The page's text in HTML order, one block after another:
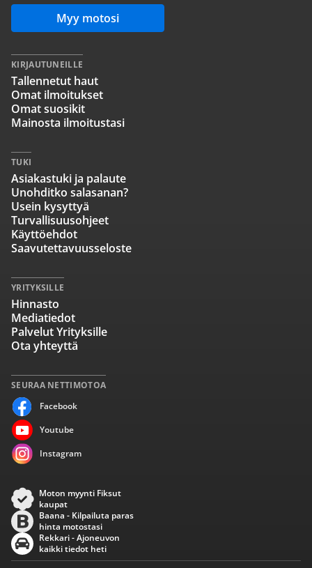
Myy motosi
SEURAA NETTIMOTOA
Facebook
Youtube
Instagram
KIRJAUTUNEILLE
Tallennetut haut
Omat ilmoitukset
Omat suosikit
Mainosta ilmoitustasi
TUKI
Asiakastuki ja palaute
Unohditko salasanan?
Usein kysyttyä
Turvallisuusohjeet
Käyttöehdot
Saavutettavuusseloste
YRITYKSILLE
Hinnasto
Mediatiedot
Palvelut Yrityksille
Ota yhteyttä
Moton myynti Fiksut
kaupat
Baana - Kilpailuta paras
hinta motostasi
Rekkari - Ajoneuvon
kaikki tiedot heti